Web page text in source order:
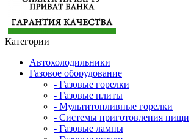
Категории
Автохолодильники
Газовое оборудование
- Газовые горелки
- Газовые плиты
- Мультитопливные горелки
- Системы приготовления пищи
- Газовые лампы